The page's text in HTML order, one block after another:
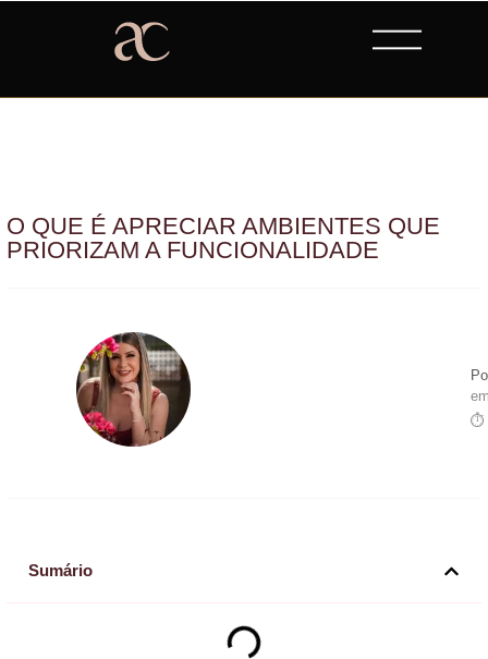
O QUE É APRECIAR AMBIENTES QUE
PRIORIZAM A FUNCIONALIDADE
⏱
Sumário